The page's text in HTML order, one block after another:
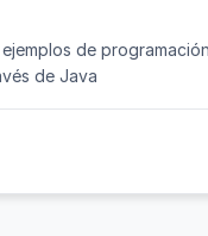
de programación
de Java